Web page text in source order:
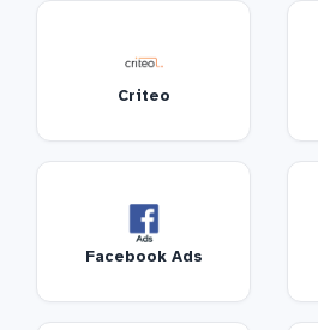
Criteo
Facebook Ads